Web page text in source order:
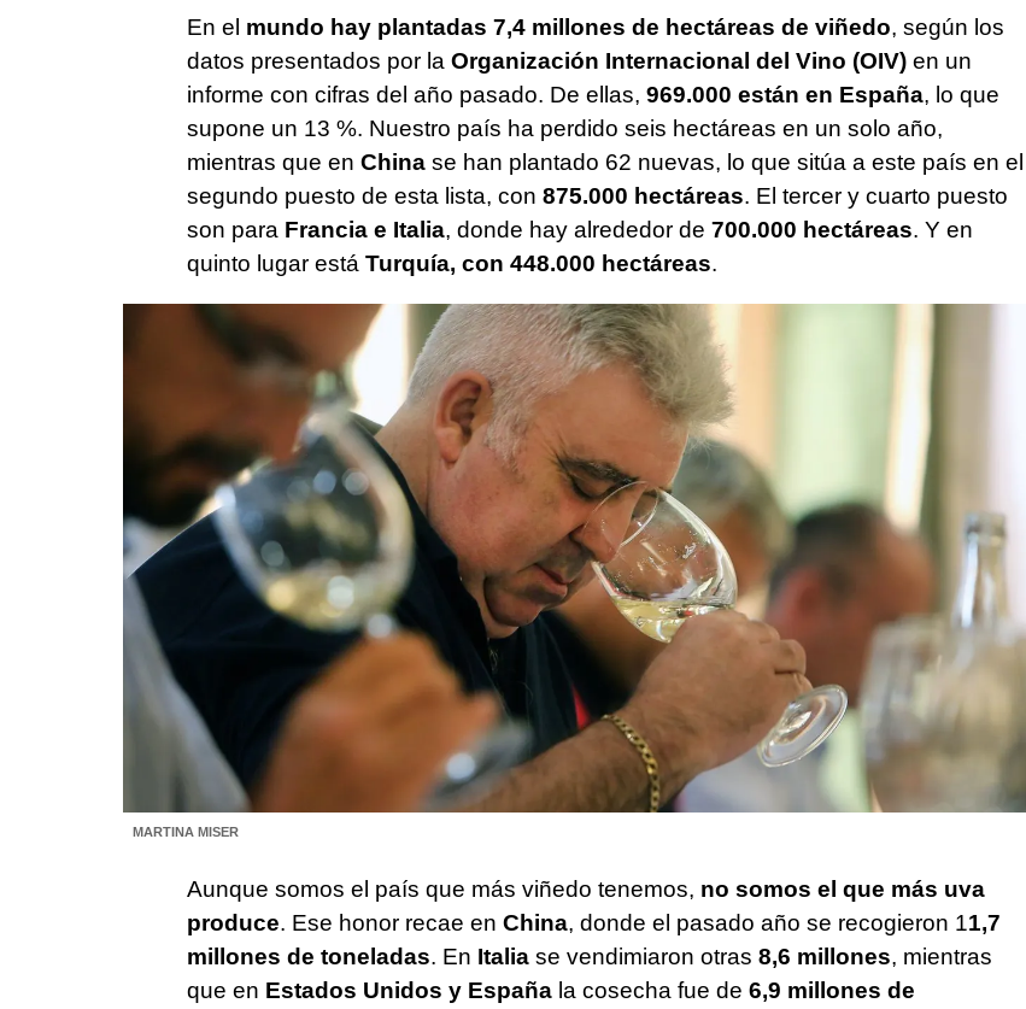
En el mundo hay plantadas 7,4 millones de hectáreas de viñedo, según los
datos presentados por la Organización Internacional del Vino (OIV)en un
informe con cifras del año pasado. De ellas, 969.000 están en España, lo que
supone un 13 %. Nuestro país ha perdido seis hectáreas en un solo año,
mientras que en Chinase han plantado 62 nuevas, lo que sitúa a este país en el
segundo puesto de esta lista, con 875.000 hectáreas. El tercer y cuarto puesto
son paraFrancia e Italia, donde hay alrededor de 700.000 hectáreas. Y en
quinto lugar está Turquía, con 448.000 hectáreas.
MARTINA MISER
Aunque somos el país que más viñedo tenemos, no somos el que más uva
produce. Ese honor recae en China, donde el pasado año se recogieron 11,7
millones de toneladas. En Italiase vendimiaron otras 8,6 millones, mientras
que en Estados Unidos y Españala cosecha fue de 6,9 millones de